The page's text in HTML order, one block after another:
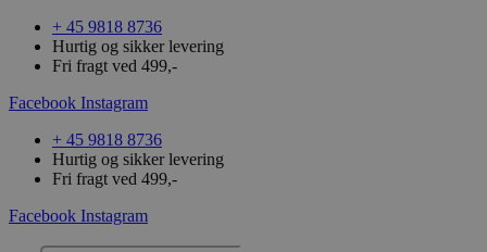
+ 45 9818 8736
Hurtig og sikker levering
Fri fragt ved 499,-
Facebook Instagram
+ 45 9818 8736
Hurtig og sikker levering
Fri fragt ved 499,-
Facebook Instagram